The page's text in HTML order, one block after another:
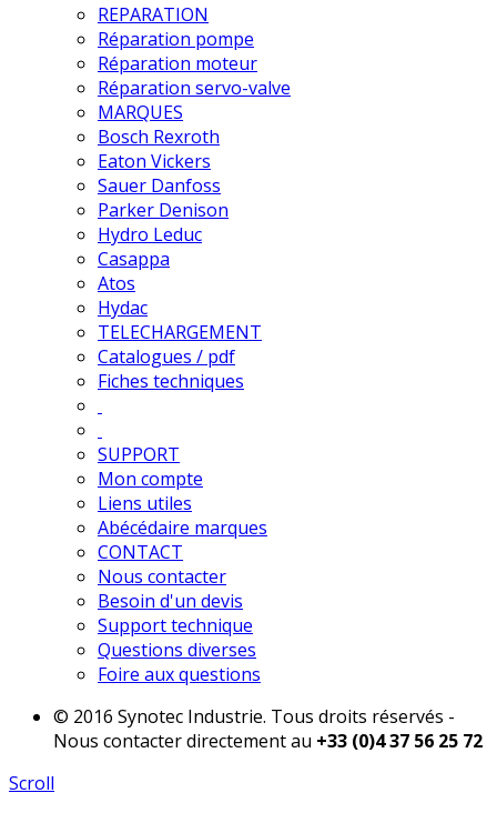
REPARATION
Réparation pompe
Réparation moteur
Réparation servo-valve
MARQUES
Bosch Rexroth
Eaton Vickers
Sauer Danfoss
Parker Denison
Hydro Leduc
Casappa
Atos
Hydac
TELECHARGEMENT
Catalogues / pdf
Fiches techniques
SUPPORT
Mon compte
Liens utiles
Abécédaire marques
CONTACT
Nous contacter
Besoin d'un devis
Support technique
Questions diverses
Foire aux questions
© 2016 Synotec Industrie. Tous droits réservés -
Nous contacter directement au +33 (0)4 37 56 25 72
Scroll